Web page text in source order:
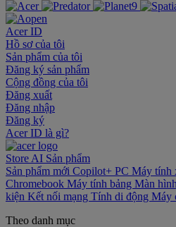
Acer ID
Hồ sơ của tôi
Sản phẩm của tôi
Đăng ký sản phẩm
Cộng đồng của tôi
Đăng xuất
Đăng nhập
Đăng ký
Acer ID là gì?
Store AI Sản phẩm
Sản phẩm mới Copilot+ PC Máy tính
Chromebook Máy tính bảng Màn hình
kiện Kết nối mạng Tính di động Máy
Theo danh mục